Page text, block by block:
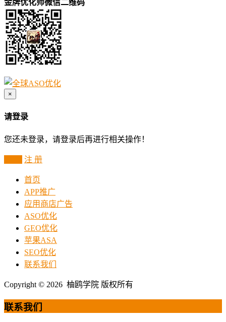
金牌优化师微信二维码
×
请登录
您还未登录，请登录后再进行相关操作！
注 册
首页
APP推广
应用商店广告
ASO优化
GEO优化
苹果ASA
SEO优化
联系我们
Copyright © 2026 柚鸥学院 版权所有
联系我们